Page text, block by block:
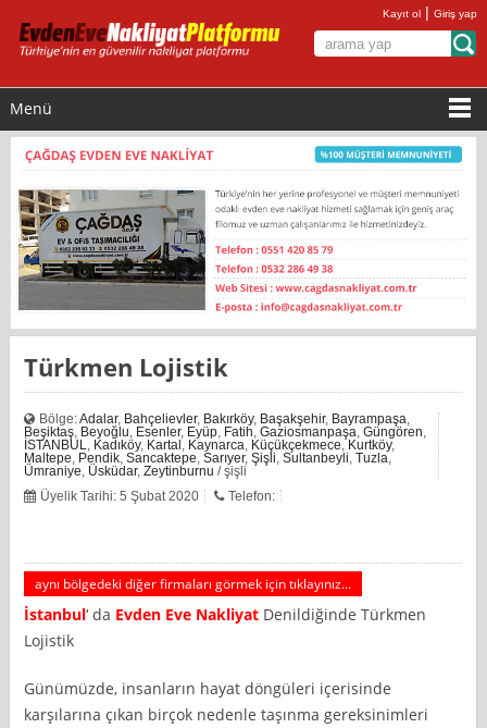
Kayıt ol |Giriş yap
Menü
Türkmen Lojistik
Bölge:Adalar, Bahçelievler, Bakırköy, Başakşehir, Bayrampaşa,
Beşiktaş, Beyoğlu, Esenler, Eyüp, Fatih,Gaziosmanpaşa,Güngören,
İSTANBUL, Kadıköy, Kartal , Kaynarca, Küçükçekmece, Kurtköy,
Maltepe, Pendik,Sancaktepe,Sarıyer,Şişli,Sultanbeyli,Tuzla,
Ümraniye, Üsküdar,Zeytinburnu / şişli
Üyelik Tarihi: 5 Şubat 2020
Telefon:
aynı bölgedeki diğer firmaları görmek için tıklayınız...
İstanbul‘ da Evden Eve Nakliyat Denildiğinde Türkmen
Lojistik
Günümüzde, insanların hayat döngüleri içerisinde
karşılarına çıkan birçok nedenle taşınma gereksinimleri